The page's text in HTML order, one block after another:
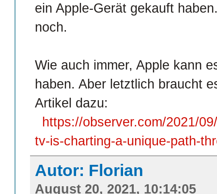
ein Apple-Gerät gekauft
noch.
Wie auch immer, Apple kann
haben. Aber letztlich braucht
Artikel dazu:
https://observer.com/2021/
tv-is-charting-a-unique-path-
Autor: Florian
August 20, 2021, 10:14:05